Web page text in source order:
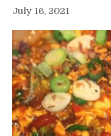
July 16, 2021